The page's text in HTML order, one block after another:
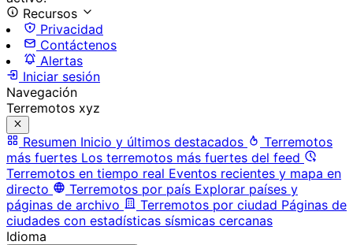
Recursos
Privacidad
Contáctenos
Alertas
Iniciar sesión
Navegación
Terremotos xyz
Resumen Inicio y últimos destacados
Terremotos
más fuertes Los terremotos más fuertes del feed
Terremotos en tiempo real Eventos recientes y mapa en
directo
Terremotos por país Explorar países y
páginas de archivo
Terremotos por ciudad Páginas de
ciudades con estadísticas sísmicas cercanas
Idioma